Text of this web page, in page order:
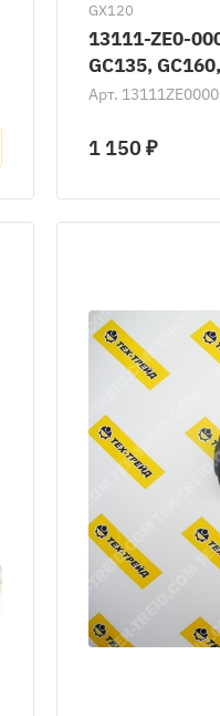
GX120
13111-ZE0-
GC135,
Арт. 13111ZE0000
1 150 ₽